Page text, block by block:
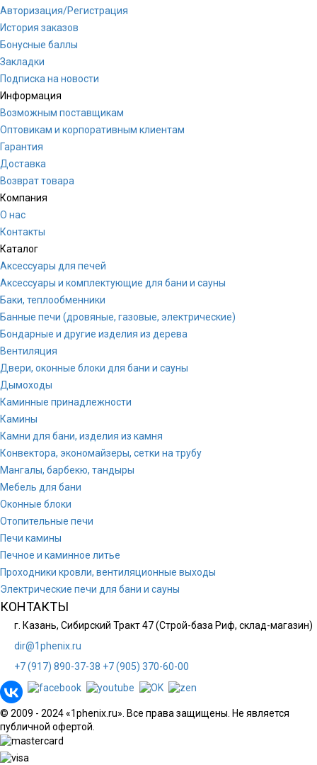
Авторизация/Регистрация
История заказов
Бонусные баллы
Закладки
Подписка на новости
Информация
Возможным поставщикам
Оптовикам и корпоративным клиентам
Гарантия
Доставка
Возврат товара
Компания
О нас
Контакты
Каталог
Аксессуары для печей
Аксессуары и комплектующие для бани и сауны
Баки, теплообменники
Банные печи (дровяные, газовые, электрические)
Бондарные и другие изделия из дерева
Вентиляция
Двери, оконные блоки для бани и сауны
Дымоходы
Каминные принадлежности
Камины
Камни для бани, изделия из камня
Конвектора, экономайзеры, сетки на трубу
Мангалы, барбекю, тандыры
Мебель для бани
Оконные блоки
Отопительные печи
Печи камины
Печное и каминное литье
Проходники кровли, вeнтиляционные выходы
Электрические печи для бани и сауны
КОНТАКТЫ
г. Казань, Сибирский Тракт 47 (Строй-база Риф, склад-магазин)
dir@1phenix.ru
+7 (917) 890-37-38 +7 (905) 370-60-00
© 2009 - 2024 «1phenix.ru». Все права защищены. Не является
публичной офертой.